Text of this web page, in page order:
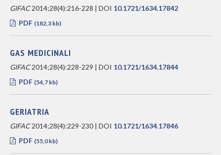
GIFAC2014;28(4):216-228 | DOI 10.1721/1634.17842
PDF (182,3 kb)
GAS MEDICINALI
GIFAC2014;28(4):228-229 | DOI 10.1721/1634.17844
PDF (54,7 kb)
GERIATRIA
GIFAC2014;28(4):229-230 | DOI 10.1721/1634.17846
PDF (55,0 kb)